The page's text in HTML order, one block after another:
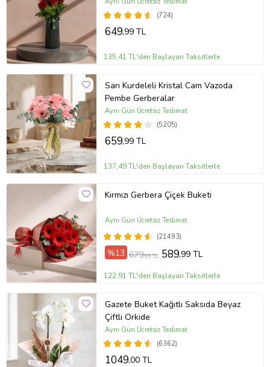
(724)
649,99 TL
135,41 TL'den Başlayan Taksitlerle
Sarı Kurdeleli Kristal Cam Vazoda
Pembe Gerberalar
(5205)
Aynı Gün Ücretsiz Teslimat
659,99 TL
137,49 TL'den Başlayan Taksitlerle
Kırmızı Gerbera Çiçek Buketi
(21493)
Aynı Gün Ücretsiz Teslimat
%13 679,99 TL 589,99 TL
122,91 TL'den Başlayan Taksitlerle
Gazete Buket Kağıtlı Saksıda Beyaz
Çiftli Orkide
(6362)
Aynı Gün Ücretsiz Teslimat
1049,00 TL